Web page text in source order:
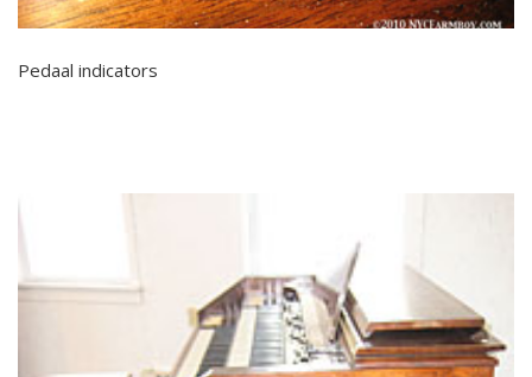
Pedaal indicators